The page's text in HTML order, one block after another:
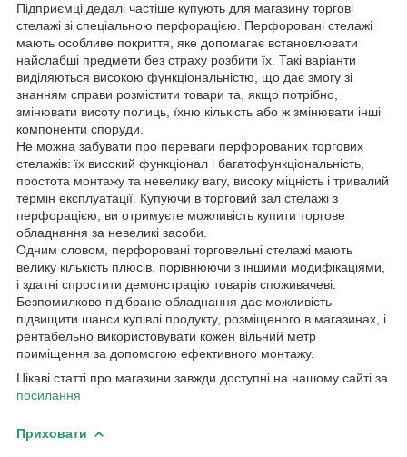
Підприємці дедалі частіше купують для магазину торгові
стелажі зі спеціальною перфорацією. Перфоровані стелажі
мають особливе покриття, яке допомагає встановлювати
найслабші предмети без страху розбити їх. Такі варіанти
виділяються високою функціональністю, що дає змогу зі
знанням справи розмістити товари та, якщо потрібно,
змінювати висоту полиць, їхню кількість або ж змінювати інші
компоненти споруди.
Не можна забувати про переваги перфорованих торгових
стелажів: їх високий функціонал і багатофункціональність,
простота монтажу та невелику вагу, високу міцність і тривалий
термін експлуатації. Купуючи в торговий зал стелажі з
перфорацією, ви отримуєте можливість купити торгове
обладнання за невеликі засоби.
Одним словом, перфоровані торговельні стелажі мають
велику кількість плюсів, порівнюючи з іншими модифікаціями,
і здатні спростити демонстрацію товарів споживачеві.
Безпомилково підібране обладнання дає можливість
підвищити шанси купівлі продукту, розміщеного в магазинах, і
рентабельно використовувати кожен вільний метр
приміщення за допомогою ефективного монтажу.
Цікаві статті про магазини завжди доступні на нашому сайті за
посилання
Приховати